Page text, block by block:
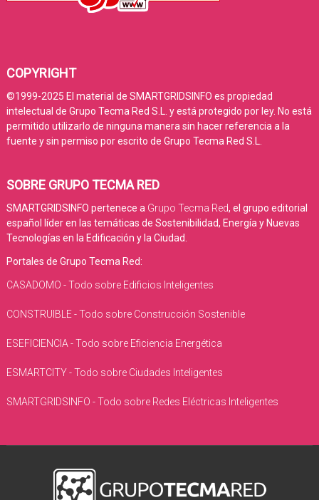
COPYRIGHT
©1999-2025 El material de SMARTGRIDSINFO es propiedad
intelectual de Grupo Tecma Red S.L. y está protegido por ley. No está
permitido utilizarlo de ninguna manera sin hacer referencia a la
fuente y sin permiso por escrito de Grupo Tecma Red S.L.
SOBRE GRUPO TECMA RED
SMARTGRIDSINFO pertenece a Grupo Tecma Red, el grupo editorial
español líder en las temáticas de Sostenibilidad, Energía y Nuevas
Tecnologías en la Edificación y la Ciudad.
Portales de Grupo Tecma Red:
CASADOMO - Todo sobre Edificios Inteligentes
CONSTRUIBLE - Todo sobre Construcción Sostenible
ESEFICIENCIA - Todo sobre Eficiencia Energética
ESMARTCITY - Todo sobre Ciudades Inteligentes
SMARTGRIDSINFO - Todo sobre Redes Eléctricas Inteligentes